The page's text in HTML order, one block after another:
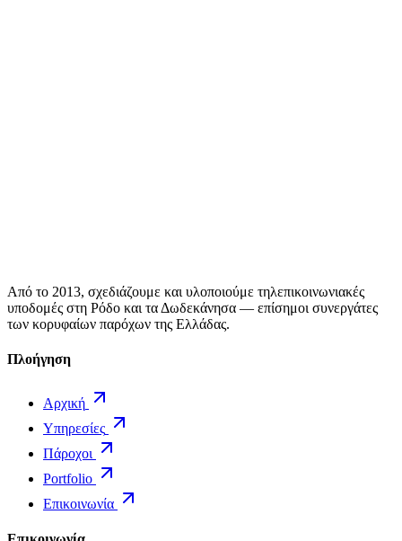
Από το 2013, σχεδιάζουμε και υλοποιούμε τηλεπικοινωνιακές
υποδομές στη Ρόδο και τα Δωδεκάνησα — επίσημοι συνεργάτες
των κορυφαίων παρόχων της Ελλάδας.
Πλοήγηση
Αρχική
Υπηρεσίες
Πάροχοι
Portfolio
Επικοινωνία